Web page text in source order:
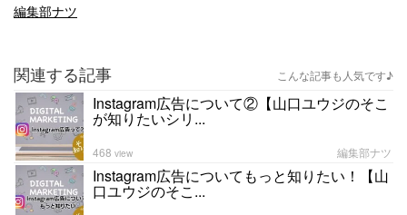
編集部ナツ
関連する記事 こんな記事も人気です♪
Instagram広告について②【山口ユウジのそこ
が知りたいシリ...
編集部ナツ
468 view
Instagram広告についてもっと知りたい！【山
口ユウジのそこ...